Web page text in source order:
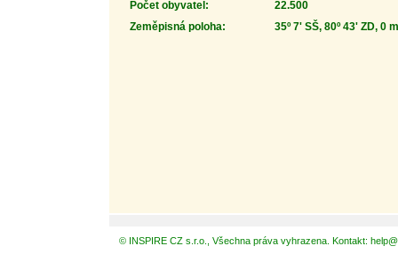
Počet obyvatel:
22.500
Zeměpisná poloha:
35º 7' SŠ, 80º 43' ZD, 0
© INSPIRE CZ s.r.o., Všechna práva vyhrazena. Kontakt: